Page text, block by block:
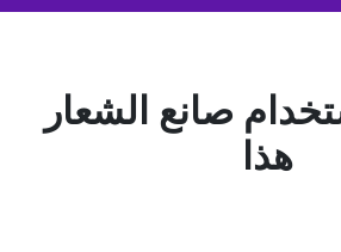
صانع الشعار
هذا